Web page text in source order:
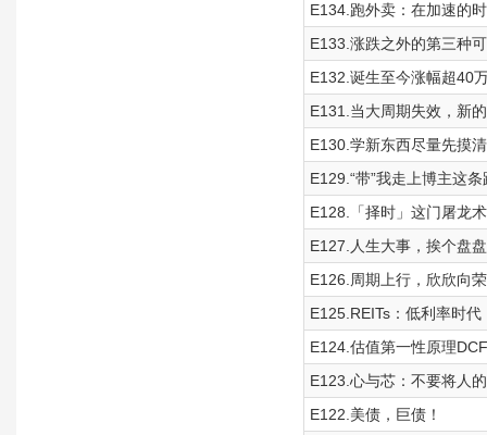
E134.跑外卖：在加速的
E133.涨跌之外的第三种
E132.诞生至今涨幅超40
E131.当大周期失效，新
E130.学新东西尽量先摸
E129.“带”我走上博主这
E128.「择时」这门屠龙
E127.人生大事，挨个盘盘
E126.周期上行，欣欣向
E125.REITs：低利率时
E124.估值第一性原理
E123.心与芯：不要将人
E122.美债，巨债！